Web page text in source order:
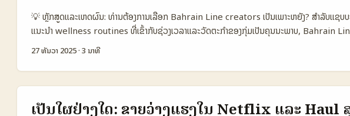
800.000 1.200.000 1.000.000 📈 Average Engagement 4% 8% 7% 💰
YouTube 25% 10% 15% 🎯 Best For Mass reach, TV tie-ins Community
Viral challenge formats, sponsorship-ready ຕາຕະລາງດັ່ງກ່າວສະແດງເວົ້າວ່າ
Monthly Active ແລະ engagement ສູງກວ່າ TV broadcasters ໃນຫຼາຍເນື້ອຫາ, ແຕ່ໂຕທີ່ເງິນມ
💡 ຫຼັກສູດແລະເຫດຜົນ: ທ່ານຕ້ອງການເລືອກ Bahrain Line creators ເປັນເພາະຫຍັງ? ສຳລັບແຊບ
ແນະນຳ wellness routines ທີ່ເຂົ້າກັບຊ່ວງເວລາແລະວັດຕະກຳຂອງກຸ່ມເປັນຄຸນນະພາບ, Bahrain
ເປັນຕົວເລືອກທີ່ນ່າສົນໃຈ: ພວກເຂົາມັກເປັນໄນທັກສະສ່ວນຕົວ, ເຄັດໂກ້ມທີ່ເຮັດ content ກັບ Line ແລະ
ກໍລະນີເລື່ອງທີ່ Jacques ກ່າວກ່ຽວກັບ influencer motivation ແລະຄວາມເປັນໄປໄດ້ (ອ້າງອີງ:
ສ່ວນໃຫຍ່ໃນເຂດ Middle East ແລະ UAE ກໍກຳລັງເປັນທີ່ທີ່ພັດທະນາທັກສະ influencer tech
ຖືກຍິນຍັນໂດຍ L’Oréal (ອ້າງອີງ: L’Oréal program ຜ່ານ Halo AI) — ສິ່ງນີ້ແມ່ນໂຕຢ່າງວ່າທິດທາງ
27 ທັນວາ 2025·3 ນາທີ
ເປັນໃຜຢ່າງໃດ: ຂາຍວ່າງແຮງໃນ Netflix ແລະ Haul